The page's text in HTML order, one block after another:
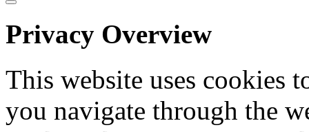
Privacy Overview
This website uses cookies
you navigate through the